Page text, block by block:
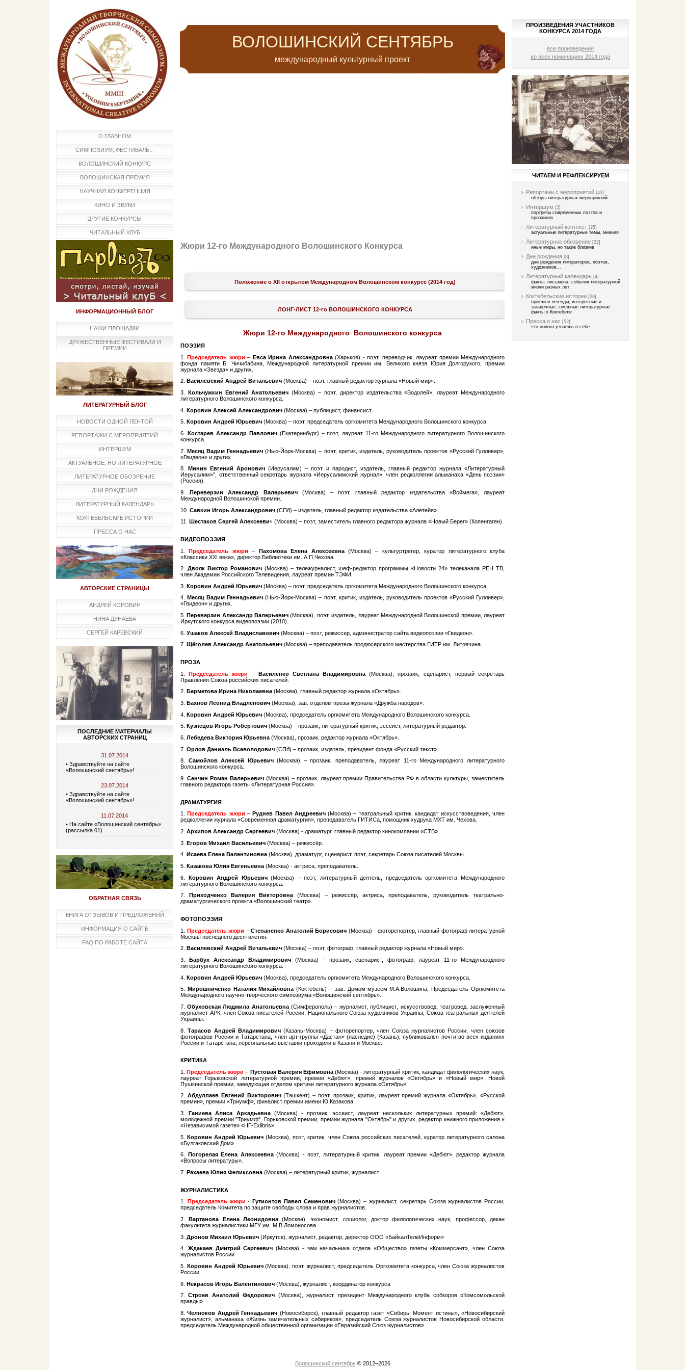
О ГЛАВНОМ
СИМПОЗИУМ, ФЕСТИВАЛЬ...
ВОЛОШИНСКИЙ КОНКУРС
ВОЛОШИНСКАЯ ПРЕМИЯ
НАУЧНАЯ КОНФЕРЕНЦИЯ
КИНО И ЗВУКИ
ДРУГИЕ КОНКУРСЫ
ЧИТАЛЬНЫЙ КЛУБ
ИНФОРМАЦИОННЫЙ БЛОГ
НАШИ ПЛОЩАДКИ
ДРУЖЕСТВЕННЫЕ ФЕСТИВАЛИ И
ПРЕМИИ
ЛИТЕРАТУРНЫЙ БЛОГ
НОВОСТИ ОДНОЙ ЛЕНТОЙ
РЕПОРТАЖИ С МЕРОПРИЯТИЙ
ИНТЕРШУМ
АКТУАЛЬНОЕ, НО ЛИТЕРАТУРНОЕ
ЛИТЕРАТУРНОЕ ОБОЗРЕНИЕ
ДНИ РОЖДЕНИЯ
ЛИТЕРАТУРНЫЙ КАЛЕНДАРЬ
КОКТЕБЕЛЬСКИЕ ИСТОРИИ
ПРЕССА О НАС
АВТОРСКИЕ СТРАНИЦЫ
АНДРЕЙ КОРОВИН
НИНА ДУНАЕВА
СЕРГЕЙ КАРЕВСКИЙ
ПОСЛЕДНИЕ МАТЕРИАЛЫ
АВТОРСКИХ СТРАНИЦ
31.07.2014
• Здравствуйте на сайте
«Волошинский сентябрь»!
23.07.2014
• Здравствуйте на сайте
«Волошинский сентябрь»!
11.07.2014
• На сайте «Волошинский сентябрь»
(рассылка 01)
ОБРАТНАЯ СВЯЗЬ
КНИГА ОТЗЫВОВ И ПРЕДЛОЖЕНИЙ
ИНФОРМАЦИЯ О САЙТЕ
FAQ ПО РАБОТЕ САЙТА
ВОЛОШИНСКИЙ СЕНТЯБРЬ
международный культурный проект
Жюри 12-го Международного Волошинского Конкурса
Положение о XII открытом Международном Волошинском конкурсе (2014 год)
ЛОНГ-ЛИСТ 12-го ВОЛОШИНСКОГО КОНКУРСА
Жюри 12-го Международного Волошинского конкурса
ПОЭЗИЯ
1.​Председатель жюри – Евса Ирина Александровна(Харьков) - поэт, переводчик, лауреат премии Международного
фонда памяти Б. Чичибабина, Международной литературной премии им. Великого князя Юрия Долгорукого, премии
журнала «Звезда» и других.
2.
Василевский Андрей Витальевич (Москва) – поэт, главный редактор журнала «Новый мир».
3. Кольчужкин Евгений Анатольевич (Москва) – поэт, директор издательства «Водолей», лауреат Международного
литературного Волошинского конкурса.
4. Коровин Алексей Александрович (Москва) – публицист, финансист.
5.
Коровин Андрей Юрьевич (Москва) – поэт, председатель оргкомитета Международного Волошинского конкурса.
6. Костарев Александр Павлович(Екатеринбург) – поэт, лауреат 11-го Международного литературного Волошинского
конкурса.
7.Месяц Вадим Геннадьевич (Нью-Йорк-Москва) – поэт, критик, издатель, руководитель проектов «Русский Гулливер»,
«Гвидеон» и других.
8.
Минин Евгений Аронович (Иерусалим) – поэт и пародист, издатель, главный редактор журнала «Литературный
Иерусалим»", ответственный секретарь журнала «Иерусалимский журнал», член редколлегии альманаха «День поэзии»
(Россия).
9.Переверзин Александр Валерьевич(Москва) – поэт, главный редактор издательства «Воймега», лауреат
Международной Волошинской премии.
10. Савкин Игорь Александрович (СПб) – издатель, главный редактор издательства «Алетейя».
11.
Шестаков Сергей Алексеевич (Москва) – поэт, заместитель главного редактора журнала «Новый Берег» (Копенгаген).
ВИДЕОПОЭЗИЯ
1.​Председатель жюри – Пахомова Елена Алексеевна(Москва) – культуртрегер, куратор литературного клуба
«Классики XXI века», директор Библиотеки им. А.П.Чехова
2. Двояк Виктор Романович(Москва) – тележурналист, шеф-редактор программы «Новости 24» телеканала РЕН ТВ,
член Академии Российского Телевидения, лауреат премии ТЭФИ.
3. Коровин Андрей Юрьевич (Москва) – поэт, председатель оргкомитета Международного Волошинского конкурса.
4. Месяц Вадим Геннадьевич (Нью-Йорк-Москва) – поэт, критик, издатель, руководитель проектов «Русский Гулливер»,
«Гвидеон» и других.
5.Переверзин Александр Валерьевич (Москва), поэт, издатель, лауреат Международной Волошинской премии, лауреат
Иркутского конкурса видеопоэзии (2010).
6. Ушаков Алексей Владиславович (Москва) – поэт, режиссер, администратор сайта видеопоэзии «Гвидеон».
7. Щёголев Александр Анатольевич (Москва) – преподаватель продюсерского мастерства ГИТР им. Литовчина.
ПРОЗА
1.​Председатель жюри – Василенко Светлана Владимировна (Москва), прозаик, сценарист, первый секретарь
Правления Союза российских писателей.
2. Барметова Ирина Николаевна(Москва), главный редактор журнала «Октябрь».
3. Бахнов Леонид Владленович (Москва), зав. отделом прозы журнала «Дружба народов».
4. Коровин Андрей Юрьевич (Москва), председатель оргкомитета Международного Волошинского конкурса.
5.
Кузнецов Игорь Робертович (Москва) – прозаик, литературный критик, эссеист, литературный редактор.
6. Лебедева Виктория Юрьевна (Москва), прозаик, редактор журнала «Октябрь».
7. Орлов Даниэль Всеволодович (СПб) – прозаик, издатель, президент фонда «Русский текст».
8. Самойлов Алексей Юрьевич(Москва) – прозаик, преподаватель, лауреат 11-го Международного литературного
Волошинского конкурса.
9. Сенчин Роман Валерьевич(Москва) – прозаик, лауреат премии Правительства РФ в области культуры, заместитель
главного редактора газеты «Литературная Россия».
ДРАМАТУРГИЯ
1.​
Председатель жюри – Руднев Павел Андреевич(Москва) – театральный критик, кандидат искусствоведения, член
редколлегии журнала «Современная драматургия», преподаватель ГИТИСа, помощник худрука МХТ им. Чехова.
2. Архипов Александр Сергеевич (Москва) - драматург, главный редактор кинокомпании «СТВ».
3. Егоров Михаил Васильевич (Москва) – режиссёр.
4.
Исаева Елена Валентиновна (Москва), драматург, сценарист, поэт, секретарь Союза писателей Москвы
5. Казакова Юлия Евгеньевна (Москва) - актриса, преподаватель.
6. Коровин Андрей Юрьевич(Москва) – поэт, литературный деятель, председатель оргкомитета Международного
литературного Волошинского конкурса.
7.
Приходченко Валерия Викторовна (Москва) – режиссёр, актриса, преподаватель, руководитель театрально-
драматургического проекта «Волошинский театр».
ФОТОПОЭЗИЯ
1.​ Председатель жюри – Степаненко Анатолий Борисович (Москва) - фоторепортер, главный фотограф литературной
Москвы последнего десятилетия.
2.​
Василевский Андрей Витальевич (Москва) – поэт, фотограф, главный редактор журнала «Новый мир».
3.​ Барбух Александр Владимирович(Москва) – прозаик, сценарист, фотограф, лауреат 11-го Международного
литературного Волошинского конкурса.
4. Коровин Андрей Юрьевич (Москва), председатель оргкомитета Международного Волошинского конкурса.
5.
Мирошниченко Наталия Михайловна (Коктебель) – зав. Домом-музеем М.А.Волошина, Председатель Оргкомитета
Международного научно-творческого симпозиума «Волошинский сентябрь».
7. Обуховская Людмила Анатольевна(Симферополь) – журналист, публицист, искусствовед, театровед, заслуженный
журналист АРК, член Союза писателей России, Национального Союза художников Украины, Союза театральных деятелей
Украины.
8.Тарасов Андрей Владимирович (Казань-Москва) – фоторепортер, член Союза журналистов России, член союзов
фотографов России и Татарстана, член арт-группы «Дастан» (наследие) (Казань), публиковался почти во всех изданиях
России и Татарстана, персональные выставки проходили в Казани и Москве.
КРИТИКА
1.​Председатель жюри – Пустовая Валерия Ефимовна(Москва) - литературный критик, кандидат филологических наук,
лауреат Горьковской литературной премии, премии «Дебют», премий журналов «Октябрь» и «Новый мир», Новой
Пушкинской премии, заведующая отделом критики литературного журнала «Октябрь».
2.​ Абдуллаев Евгений Викторович(Ташкент) – поэт, прозаик, критик, лауреат премий журнала «Октябрь», «Русской
премии», премии «Триумф», финалист премии имени Ю.Казакова.
3.​Ганиева Алиса Аркадьевна(Москва) - прозаик, эссеист, лауреат нескольких литературных премий: «Дебют»,
молодежной премии "Триумф", Горьковской премии, премии журнала "Октябрь" и других, редактор книжного приложения к
«Независимой газете» «НГ-Exlibris».
5.​Коровин Андрей Юрьевич (Москва), поэт, критик, член Союза российских писателей, куратор литературного салона
«Булгаковский Дом».
6.​
Погорелая Елена Алексеевна(Москва) - поэт, литературный критик, лауреат премии «Дебют», редактор журнала
«Вопросы литературы».
7.​ Рахаева Юлия Феликсовна (Москва) – литературный критик, журналист.
ЖУРНАЛИСТИКА
1.​
Председатель жюри - Гутионтов Павел Семенович(Москва) – журналист, секретарь Союза журналистов России,
председатель Комитета по защите свободы слова и прав журналистов.
2.​Вартанова Елена Леонидовна(Москва), экономист, социолог, доктор филологических наук, профессор, декан
факультета журналистики МГУ им. М.В.Ломоносова
3.​ Дронов Михаил Юрьевич (Иркутск), журналист, редактор, директор ООО «БайкалТелеИнформ»
4.​ Ждакаев Дмитрий Сергеевич (Москва) - зам начальника отдела «Общество» газеты «Коммерсант», член Союза
журналистов России
5.​ Коровин Андрей Юрьевич(Москва), поэт, журналист, председатель Оргкомитета конкурса, член Союза журналистов
России
6.​ Некрасов Игорь Валентинович (Москва), журналист, координатор конкурса
7.​Строев Анатолий Федорович (Москва), журналист, президент Международного клуба собкоров «Комсомольской
правды»
8.​Челноков Андрей Геннадьевич (Новосибирск), главный редактор газет «Сибирь: Момент истины», «Новосибирский
журналист», альманаха «Жизнь замечательных сибиряков», председатель Союза журналистов Новосибирской области,
председатель Международной общественной организации «Евразийский Союз журналистов».
ПРОИЗВЕДЕНИЯ УЧАСТНИКОВ
КОНКУРСА 2014 ГОДА
все произведения
во всех номинациях 2014 года
ЧИТАЕМ И РЕФЛЕКСИРУЕМ
Репортажи с мероприятий [43]
обзоры литературных мероприятий
Интершум [3]
портреты современных поэтов и
прозаиков
Литературный контекст [25]
актуальные литературные темы, мнения
Литературное обозрение [22]
иные миры, но такие близкие
Дни рождения [8]
дни рождения литераторов, поэтов,
художников...
Литературный календарь [4]
факты, письмена, события литературной
жизни разных лет
Коктебельские истории [28]
притчи и легенды, интересные и
загадочные, смешные литературные
факты о Коктебеле
Пресса о нас [52]
что нового узнаешь о себе
Волошинский сентябрь© 2012–2026